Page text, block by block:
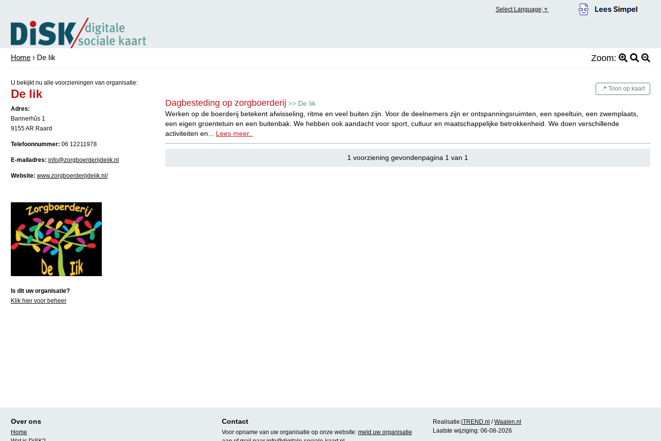
Select Language ▼
Home › De Iik Zoom:
U bekijkt nu alle voorzieningen van organisatie:
De Iik
Adres:
Bannerhûs 1
9155 AR Raard
Telefoonnummer: 06 12211978
E-mailadres: info@zorgboerderijdeiik.nl
Website: www.zorgboerderijdeiik.nl/
Is dit uw organisatie?
Klik hier voor beheer
📍 Toon op kaart
Dagbesteding op zorgboerderij >> De Iik
Werken op de boerderij betekent afwisseling, ritme en veel buiten zijn. Voor de deelnemers zijn er ontspanningsruimten, een speeltuin, een zwemplaats,
een eigen groentetuin en een buitenbak. We hebben ook aandacht voor sport, cultuur en maatschappelijke betrokkenheid. We doen verschillende
activiteiten en... Lees meer..
1 voorziening gevondenpagina 1 van 1
Over ons
Home
Contact
Voor opname van uw organisatie op onze website: meld uw organisatie
Realisatie:iTREND.nl /Waalen.nl
Laatste wijziging: 06-08-2026